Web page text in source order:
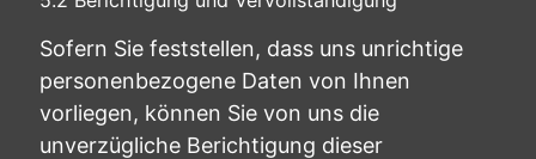
Sofern Sie feststellen, dass uns unrichtige
personenbezogene Daten von Ihnen
vorliegen, können Sie von uns die
unverzügliche Berichtigung dieser